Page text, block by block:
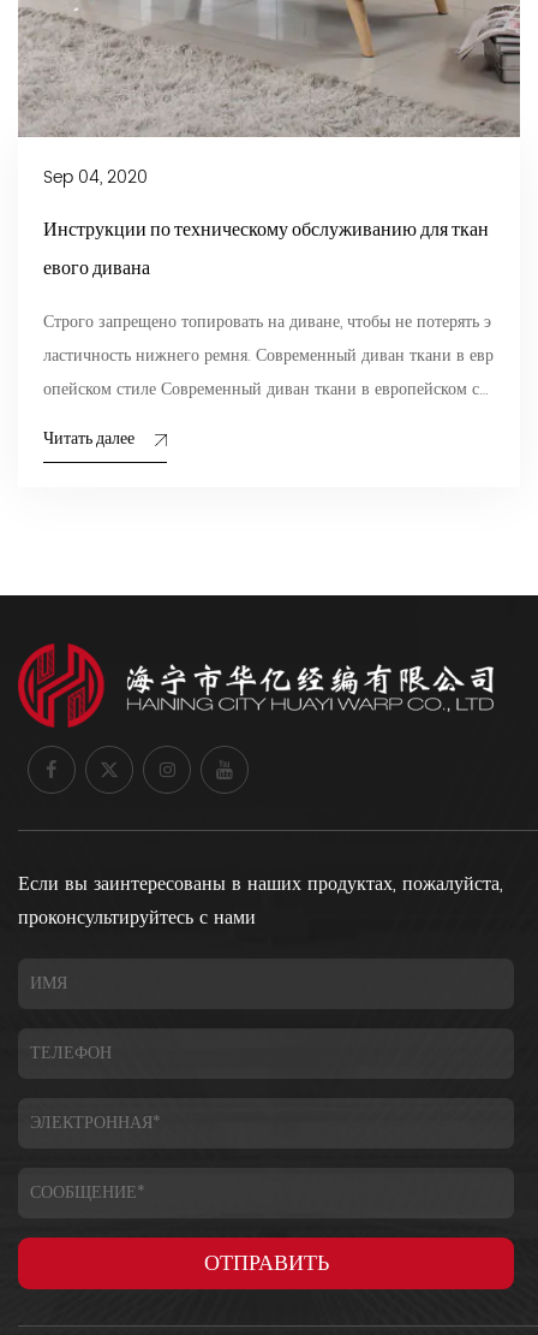
Sep 04, 2020
Инструкции по техническому обслуживанию для ткан
евого дивана
Строго запрещено топировать на диване, чтобы не потерять э
ластичность нижнего ремня. Современный диван ткани в евр
опейском стиле Современный диван ткани в европейском ст
Читать далее
Если вы заинтересованы в наших продуктах, пожалуйста,
проконсультируйтесь с нами